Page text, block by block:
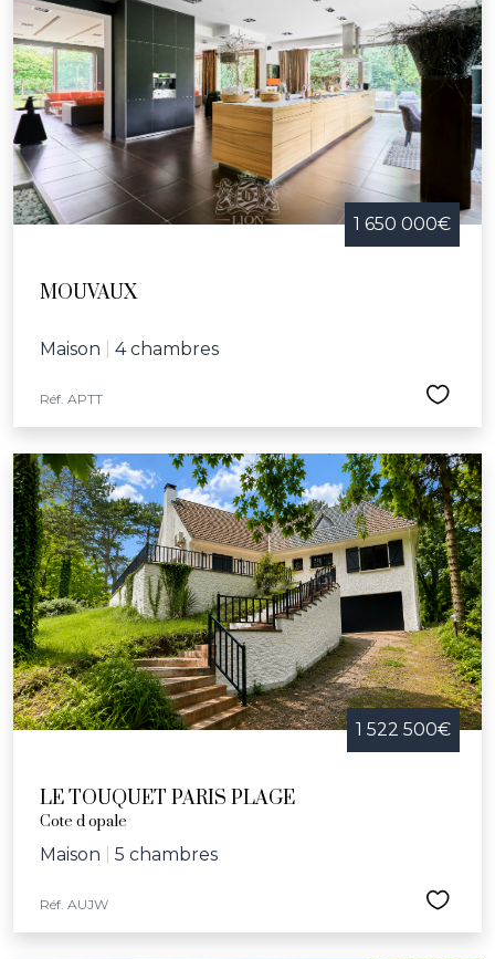
1 650 000€
MOUVAUX
Maison 4 chambres
Réf. APTT
1 522 500€
LE TOUQUET PARIS PLAGE
Cote d opale
Maison 5 chambres
Réf. AUJW